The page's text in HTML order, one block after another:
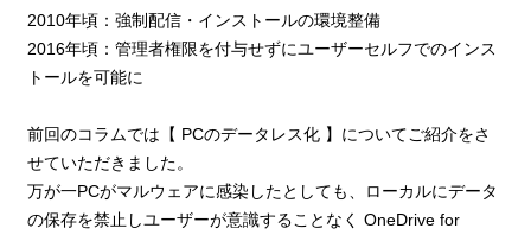
2010年頃：強制配信・インストールの環境整備
2016年頃：管理者権限を付与せずにユーザーセルフでのインス
トールを可能に
前回のコラムでは【 PCのデータレス化 】についてご紹介をさ
せていただきました。
万が一PCがマルウェアに感染したとしても、ローカルにデータ
の保存を禁止しユーザーが意識することなく OneDrive for